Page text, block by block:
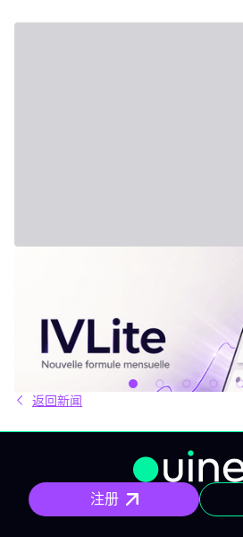
IVLite：IVT精华通知，每月仅29欧元
顾，直接送达您的手机与电脑，仅此而
而是过剩。每天都有数十种分析、相互
场中。结果就是：你推迟，把事情留到“
场，而不是主动掌控。 IVLite正是基于
29€，只为你提供一件事：IVT的核心内
么？ IVLite即IVT通知的访问权，仅此而
和电脑上收到IVT教练们制作的清晰计划
信息流，无需额外的动态，不会有无关
但有正职工作、有生活，无法整天盯着
些内容？ 精确的市场信息 清晰的情景与
确聚焦要点，不会分心。 明确的计划 预
预期情景与失效点。你不是临场才应付
期简报 市场波动时，我们抓住波动性；
返回新闻
注册